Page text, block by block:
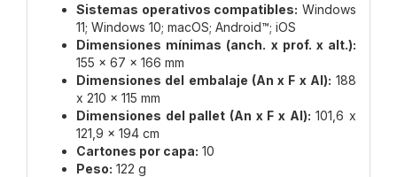
Sistemas operativos compatibles: Windows
11; Windows 10; macOS; Android™; iOS
Dimensiones mínimas (anch. x prof. x alt.):
155 x 67 x 166 mm
Dimensiones del embalaje (An x F x Al): 188
x 210 x 115 mm
Dimensiones del pallet (An x F x Al): 101,6 x
121,9 x 194 cm
Cartones por capa: 10
Peso: 122 g